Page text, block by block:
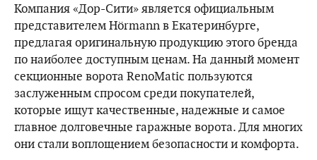
Компания «Дор-Сити» является официальным
представителем Hörmann в Екатеринбурге,
предлагая оригинальную продукцию этого бренда
по наиболее доступным ценам. На данный момент
секционные ворота RenoMatic пользуются
заслуженным спросом среди покупателей,
которые ищут качественные, надежные и самое
главное долговечные гаражные ворота. Для многих
они стали воплощением безопасности и комфорта.